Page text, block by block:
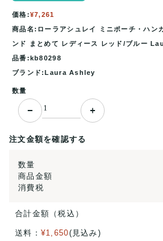
価格:¥7,261
商品名:ローラアシュレイ ミニポーチ・ハン
ンド まとめて レディース レッド/ブルー
品番:kb80298
ブランド:Laura Ashley
数量
注文金額を確認する
数量
商品金額
消費税
合計金額（税込）
送料： ¥1,650(見込み)